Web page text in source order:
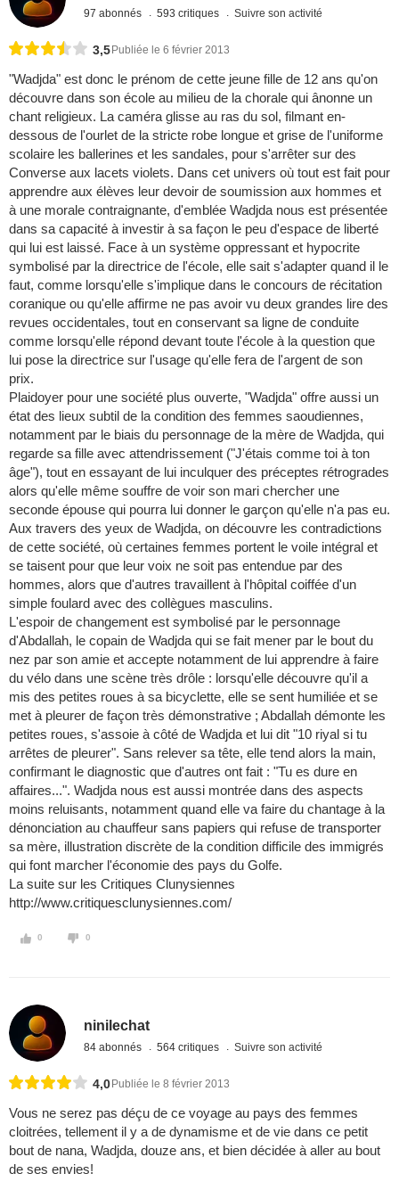
97 abonnés 593 critiques Suivre son activité
3,5 Publiée le 6 février 2013
"Wadjda" est donc le prénom de cette jeune fille de 12 ans qu'on
découvre dans son école au milieu de la chorale qui ânonne un
chant religieux. La caméra glisse au ras du sol, filmant en-
dessous de l'ourlet de la stricte robe longue et grise de l'uniforme
scolaire les ballerines et les sandales, pour s'arrêter sur des
Converse aux lacets violets. Dans cet univers où tout est fait pour
apprendre aux élèves leur devoir de soumission aux hommes et
à une morale contraignante, d'emblée Wadjda nous est présentée
dans sa capacité à investir à sa façon le peu d'espace de liberté
qui lui est laissé. Face à un système oppressant et hypocrite
symbolisé par la directrice de l'école, elle sait s'adapter quand il le
faut, comme lorsqu'elle s'implique dans le concours de récitation
coranique ou qu'elle affirme ne pas avoir vu deux grandes lire des
revues occidentales, tout en conservant sa ligne de conduite
comme lorsqu'elle répond devant toute l'école à la question que
lui pose la directrice sur l'usage qu'elle fera de l'argent de son
prix.
Plaidoyer pour une société plus ouverte, "Wadjda" offre aussi un
état des lieux subtil de la condition des femmes saoudiennes,
notamment par le biais du personnage de la mère de Wadjda, qui
regarde sa fille avec attendrissement ("J'étais comme toi à ton
âge"), tout en essayant de lui inculquer des préceptes rétrogrades
alors qu'elle même souffre de voir son mari chercher une
seconde épouse qui pourra lui donner le garçon qu'elle n'a pas eu.
Aux travers des yeux de Wadjda, on découvre les contradictions
de cette société, où certaines femmes portent le voile intégral et
se taisent pour que leur voix ne soit pas entendue par des
hommes, alors que d'autres travaillent à l'hôpital coiffée d'un
simple foulard avec des collègues masculins.
L'espoir de changement est symbolisé par le personnage
d'Abdallah, le copain de Wadjda qui se fait mener par le bout du
nez par son amie et accepte notamment de lui apprendre à faire
du vélo dans une scène très drôle : lorsqu'elle découvre qu'il a
mis des petites roues à sa bicyclette, elle se sent humiliée et se
met à pleurer de façon très démonstrative ; Abdallah démonte les
petites roues, s'assoie à côté de Wadjda et lui dit "10 riyal si tu
arrêtes de pleurer". Sans relever sa tête, elle tend alors la main,
confirmant le diagnostic que d'autres ont fait : "Tu es dure en
affaires...". Wadjda nous est aussi montrée dans des aspects
moins reluisants, notamment quand elle va faire du chantage à la
dénonciation au chauffeur sans papiers qui refuse de transporter
sa mère, illustration discrète de la condition difficile des immigrés
qui font marcher l'économie des pays du Golfe.
La suite sur les Critiques Clunysiennes
http://www.critiquesclunysiennes.com/
0 0
ninilechat
84 abonnés 564 critiques Suivre son activité
4,0 Publiée le 8 février 2013
Vous ne serez pas déçu de ce voyage au pays des femmes
cloitrées, tellement il y a de dynamisme et de vie dans ce petit
bout de nana, Wadjda, douze ans, et bien décidée à aller au bout
de ses envies!